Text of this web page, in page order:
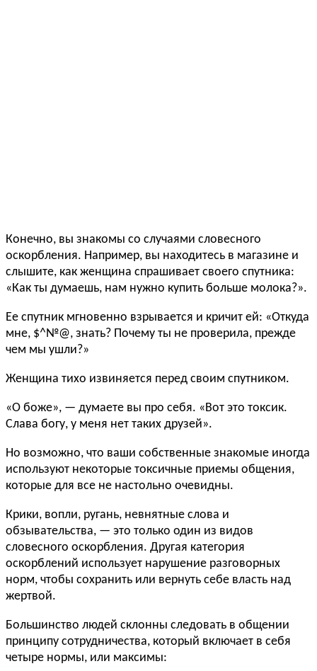
Конечно, вы знакомы со случаями словесного
оскорбления. Например, вы находитесь в магазине и
слышите, как женщина спрашивает своего спутника:
«Как ты думаешь, нам нужно купить больше молока?».
Ее спутник мгновенно взрывается и кричит ей: «Откуда
мне, $^№@, знать? Почему ты не проверила, прежде
чем мы ушли?»
Женщина тихо извиняется перед своим спутником.
«О боже», — думаете вы про себя. «Вот это токсик.
Слава богу, у меня нет таких друзей».
Но возможно, что ваши собственные знакомые иногда
используют некоторые токсичные приемы общения,
которые для все не настольно очевидны.
Крики, вопли, ругань, невнятные слова и
обзывательства, — это только один из видов
словесного оскорбления. Другая категория
оскорблений использует нарушение разговорных
норм, чтобы сохранить или вернуть себе власть над
жертвой.
Большинство людей склонны следовать в общении
принципу сотрудничества, который включает в себя
четыре нормы, или максимы: